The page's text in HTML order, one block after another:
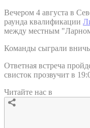
Вечером 4 августа в
раунда квалификации
между местным
Команды сыграли
Ответная встреча
свисток прозвучит в
Читайте нас в